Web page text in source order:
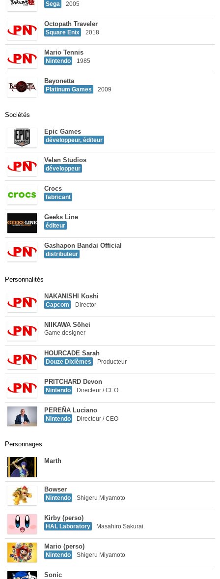
Sega 2005
Octopath Traveler
Square Enix 2018
Mario Tennis
Nintendo 1985
Bayonetta
Platinum Games 2009
Sociétés
Epic Games
développeur, éditeur
Velan Studios
développeur
Crocs
fabricant
Geeks Line
éditeur
Gashapon Bandai Official
distributeur
Personnalités
NAKANISHI Koshi
Capcom Director
NIIKAWA Sōhei
Game designer
HOURCADE Sarah
Douze Dixièmes Producteur
PRITCHARD Devon
Nintendo Directeur / CEO
PEREÑA Luciano
Nintendo Directeur / CEO
Personnages
Marth
Bowser
Nintendo Shigeru Miyamoto
Kirby (perso)
HAL Laboratory Masahiro Sakurai
Mario (perso)
Nintendo Shigeru Miyamoto
Sonic